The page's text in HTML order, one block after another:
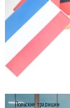
Польские традиции